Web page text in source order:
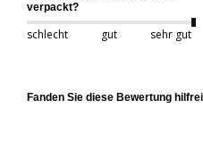
verpackt?
schlecht gut sehr gut
Fanden Sie diese Bewertung